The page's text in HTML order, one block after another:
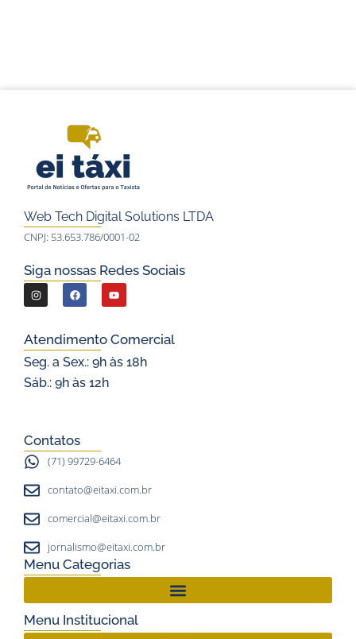
Web Tech Digital Solutions LTDA
CNPJ: 53.653.786/0001-02
Siga nossas Redes Sociais
I
n
s
t
a
g
m
F
a
e
b
o
Y
o
u
u
Atendimento Comercial
Seg. a Sex.: 9h às 18h
Sáb.: 9h às 12h
Contatos
(71) 99729-6464
contato@eitaxi.com.br
comercial@eitaxi.com.br
jornalismo@eitaxi.com.br
Menu Categorias
Menu Institucional